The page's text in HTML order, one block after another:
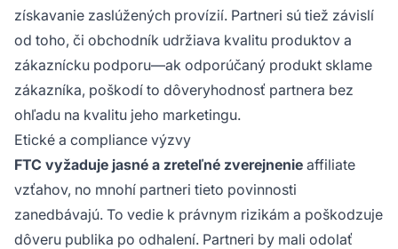
získavanie zaslúžených provízií. Partneri sú tiež závislí
od toho, či obchodník udržiava kvalitu produktov a
zákaznícku podporu—ak odporúčaný produkt sklame
zákazníka, poškodí to dôveryhodnosť partnera bez
ohľadu na kvalitu jeho marketingu.
Etické a compliance výzvy
FTC vyžaduje jasné a zreteľné zverejnenie affiliate
vzťahov, no mnohí partneri tieto povinnosti
zanedbávajú. To vedie k právnym rizikám a poškodzuje
dôveru publika po odhalení. Partneri by mali odolať